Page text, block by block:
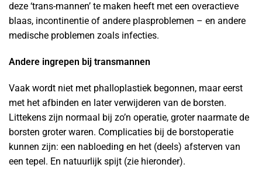
deze ‘trans-mannen’ te maken heeft met een overactieve
blaas, incontinentie of andere plasproblemen – en andere
medische problemen zoals infecties.
Andere ingrepen bij transmannen
Vaak wordt niet met phalloplastiek begonnen, maar eerst
met het afbinden en later verwijderen van de borsten.
Littekens zijn normaal bij zo’n operatie, groter naarmate de
borsten groter waren. Complicaties bij de borstoperatie
kunnen zijn: een nabloeding en het (deels) afsterven van
een tepel. En natuurlijk spijt (zie hieronder).